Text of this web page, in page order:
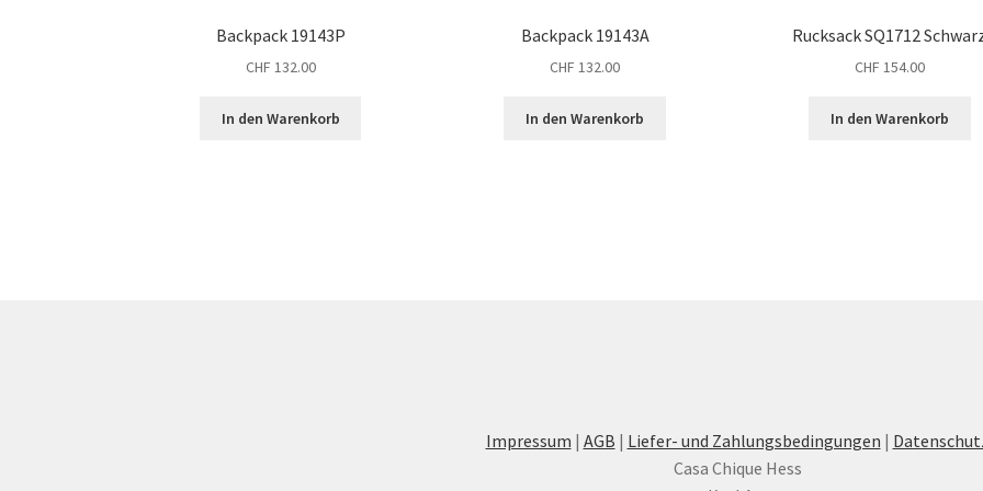
Backpack 19143P
CHF 132.00
In den Warenkorb
Backpack 19143A
CHF 132.00
In den Warenkorb
Rucksack SQ1712
CHF 154.00
In den Warenkorb
Impressum | AGB | Liefer- und Zahlungsbedingungen |
Casa Chique Hess